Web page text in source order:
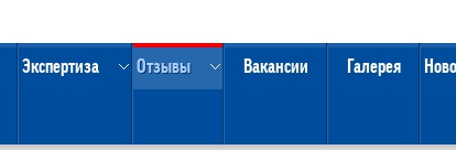
Экспертиза Отзывы Вакансии Галерея